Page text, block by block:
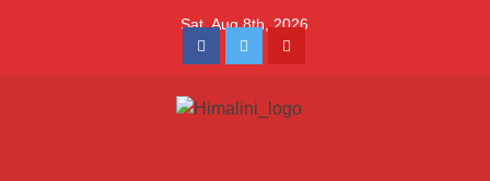
Sat. Aug 8th, 2026
FacebookTwitterYoutube